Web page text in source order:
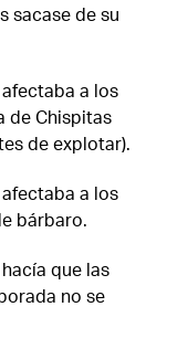
sacase de su
a los
de Chispitas
de explotar).
a los
bárbaro.
que las
no se